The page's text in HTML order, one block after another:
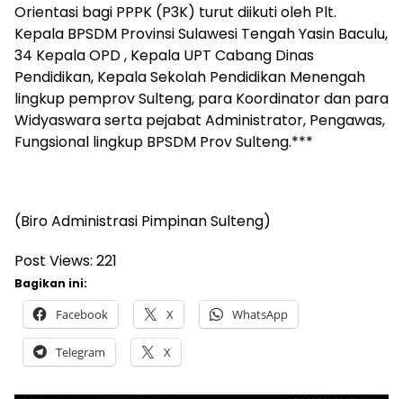
Orientasi bagi PPPK (P3K) turut diikuti oleh Plt.
Kepala BPSDM Provinsi Sulawesi Tengah Yasin Baculu,
34 Kepala OPD , Kepala UPT Cabang Dinas
Pendidikan, Kepala Sekolah Pendidikan Menengah
lingkup pemprov Sulteng, para Koordinator dan para
Widyaswara serta pejabat Administrator, Pengawas,
Fungsional lingkup BPSDM Prov Sulteng.***
(Biro Administrasi Pimpinan Sulteng)
Post Views: 221
Bagikan ini:
Facebook X WhatsApp
Telegram X